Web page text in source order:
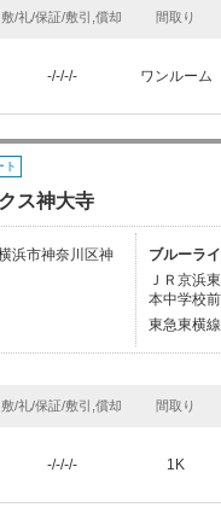
敷/礼/保証/敷引,償却 間取り
-/-/-/- ワンルーム
ト
ス神大寺
浜市神奈川区神
ブルーラ
ＪＲ京浜
本中学校
東急東横
敷/礼/保証/敷引,償却 間取り
-/-/-/- 1K